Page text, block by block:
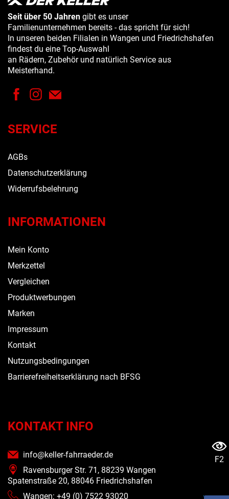
Seit über 50 Jahren gibt es unser
Familienunternehmen bereits - das spricht für sich!
In unseren beiden Filialen in Wangen und Friedrichshafen
findest du eine Top-Auswahl
an Rädern, Zubehör und natürlich Service aus
Meisterhand.
SERVICE
AGBs
Datenschutzerklärung
Widerrufsbelehrung
INFORMATIONEN
Mein Konto
Merkzettel
Vergleichen
Produktwerbungen
Marken
Impressum
Kontakt
Nutzungsbedingungen
Barrierefreiheitserklärung nach BFSG
KONTAKT INFO
info@keller-fahrraeder.de
Ravensburger Str. 71, 88239 Wangen
Spatenstraße 20, 88046 Friedrichshafen
Wangen: +49 (0) 7522 93020
F2